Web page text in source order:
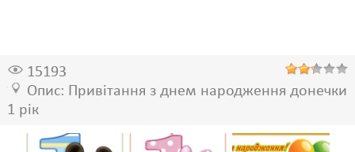
15193
Опис: Привітання з днем народження донечки
1 рік